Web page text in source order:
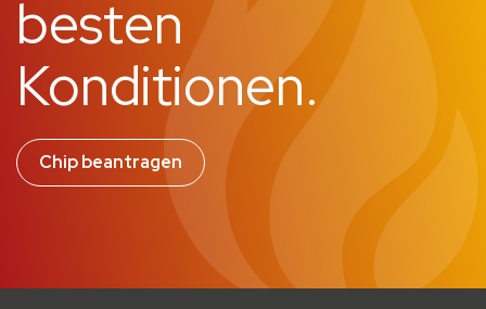
besten
Konditionen.
Chip beantragen